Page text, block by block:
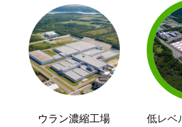
ウラン濃縮工場
低レベ